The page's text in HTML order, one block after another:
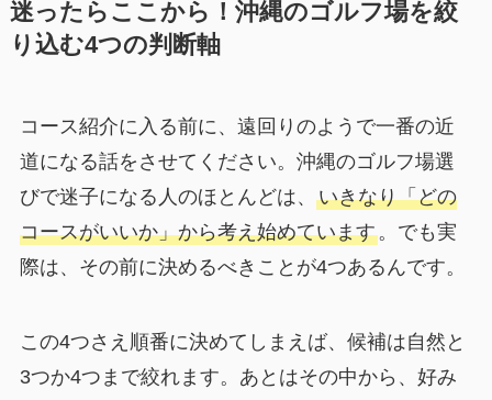
迷ったらここから！沖縄のゴルフ場を絞
り込む4つの判断軸
コース紹介に入る前に、遠回りのようで一番の近
道になる話をさせてください。沖縄のゴルフ場選
びで迷子になる人のほとんどは、 いきなり「どの
コースがいいか」から考え始めています。でも実
際は、その前に決めるべきことが4つあるんです。
この4つさえ順番に決めてしまえば、候補は自然と
3つか4つまで絞れます。あとはその中から、好み